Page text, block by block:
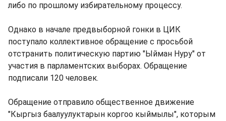
либо по прошлому избирательному процессу.
Однако в начале предвыборной гонки в ЦИК
поступало коллективное обращение с просьбой
отстранить политическую партию "Ыйман Нуру" от
участия в парламентских выборах. Обращение
подписали 120 человек.
Обращение отправило общественное движение
"Кыргыз баалуулуктарын коргоо кыймылы", которым